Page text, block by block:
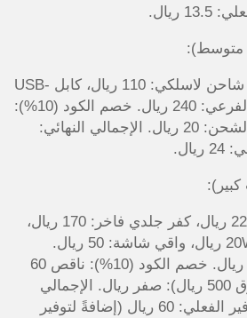
متوسط):
حامل مكتبي: 95 ريال، شاحن لاسلكي: 110 ريال، كابل USB-
C: 35 ريال. المجموع الفرعي: 240 ريال. خصم الكود (10%):
ناقص 24 ريال. تكلفة الشحن: 20 ريال. الإجمالي النهائي:
كبير):
منصة شحن 3 في 1: 220 ريال، كفر جلدي فاخر: 170 ريال،
سماعة بلوتوث 20W: 160 ريال، واقي شاشة: 50 ريال.
المجموع الفرعي: 600 ريال. خصم الكود (10%): ناقص 60
ريال. شحن مجاني (فوق 500 ريال): صفر ريال. الإجمالي
النهائي: 540 ريال. التوفير الفعلي: 60 ريال (إضافةً لتوفير